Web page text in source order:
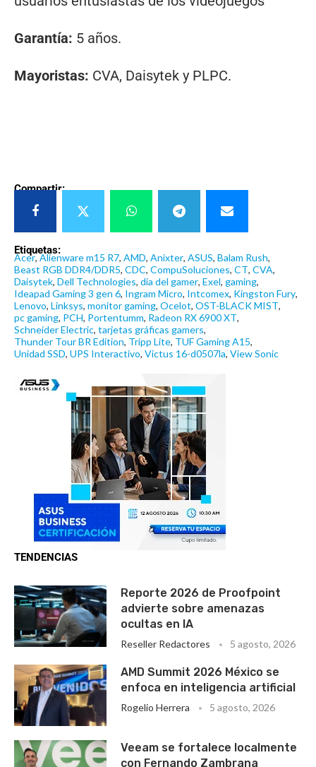
Garantía: 5 años.
Mayoristas: CVA, Daisytek y PLPC.
Compartir:
Etiquetas:
Acer,Alienware m15 R7, AMD, Anixter, ASUS, Balam Rush,
Beast RGB DDR4/DDR5, CDC, CompuSoluciones, CT, CVA,
Daisytek, Dell Technologies, dia del gamer, Exel, gaming,
Ideapad Gaming 3 gen 6, Ingram Micro, Intcomex, Kingston Fury,
Lenovo, Linksys, monitor gaming, Ocelot, OST-BLACK MIST,
pc gaming, PCH, Portentumm, Radeon RX 6900 XT,
Schneider Electric, tarjetas gráficas gamers,
Thunder Tour BR Edition, Tripp Lite, TUF Gaming A15,
Unidad SSD, UPS Interactivo, Victus 16-d0507la, View Sonic
TENDENCIAS
Reporte 2026 de Proofpoint
advierte sobre amenazas
ocultas en IA
Reseller Redactores 5 agosto, 2026
AMD Summit 2026 México se
enfoca en inteligencia artificial
Rogelio Herrera 5 agosto, 2026
Veeam se fortalece localmente
con Fernando Zambrana